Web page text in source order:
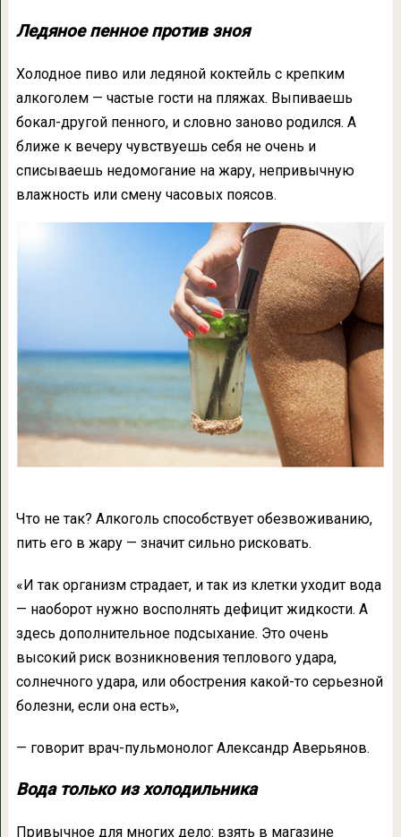
Ледяное пенное против зноя
Холодное пиво или ледяной коктейль с крепким
алкоголем — частые гости на пляжах. Выпиваешь
бокал-другой пенного, и словно заново родился. А
ближе к вечеру чувствуешь себя не очень и
списываешь недомогание на жару, непривычную
влажность или смену часовых поясов.
Что не так? Алкоголь способствует обезвоживанию,
пить его в жару — значит сильно рисковать.
«И так организм страдает, и так из клетки уходит вода
— наоборот нужно восполнять дефицит жидкости. А
здесь дополнительное подсыхание. Это очень
высокий риск возникновения теплового удара,
солнечного удара, или обострения какой-то серьезной
болезни, если она есть»,
— говорит врач-пульмонолог Александр Аверьянов.
Вода только из холодильника
Привычное для многих дело: взять в магазине